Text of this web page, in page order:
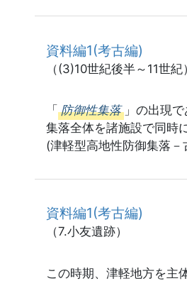
資料編1(考古編)
（(3)10世紀後半～11世紀
「 防御性集落 」の出現
集落全体を諸施設で同時
(津軽型高地性防御集落－
資料編1(考古編)
（7.小友遺跡）
この時期、津軽地方を主